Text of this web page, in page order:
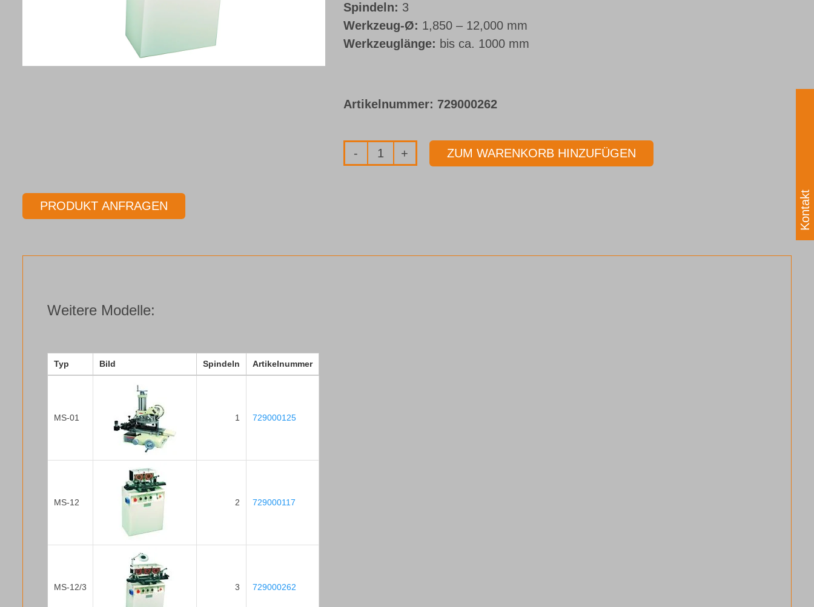
Spindeln: 3
Werkzeug-Ø: 1,850 – 12,000 mm
Werkzeuglänge: bis ca. 1000 mm
Artikelnummer: 729000262
Mehrstationen-
ZUM WARENKORB HINZUFÜGEN
PRODUKT ANFRAGEN
Weitere Modelle:
Typ Bild Spindeln Artikelnummer
MS-01 1 729000125
MS-12 2 729000117
MS-12/3 3 729000262
Kontakt